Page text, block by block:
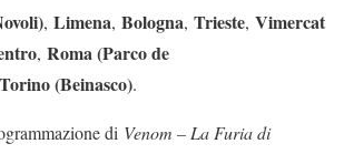
, Limena, Bologna, Trieste, Vimercat
, Roma (Parco de
Torino (Beinasco).
di Venom – La Furia di